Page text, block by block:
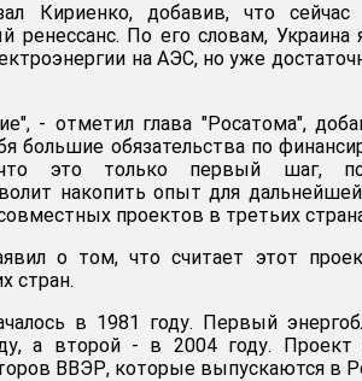
Кириенко, добавив, что
По его словам, Украина
на АЭС, но уже
- отметил глава "Росатома",
большие обязательства по
это только первый шаг,
накопить опыт для
проектов в третьих
о том, что считает этот
стран.
в 1981 году. Первый
а второй - в 2004 году. Проект
ВВЭР, которые выпускаются в